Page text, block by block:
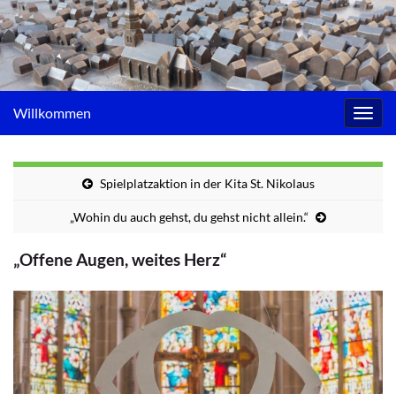
Willkommen
Spielplatzaktion in der Kita St. Nikolaus
„Wohin du auch gehst, du gehst nicht allein.“
„Offene Augen, weites Herz“